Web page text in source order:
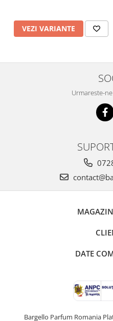
VEZI VARIANTE
Urmareste-
DATE
Bargello Parfum Romania